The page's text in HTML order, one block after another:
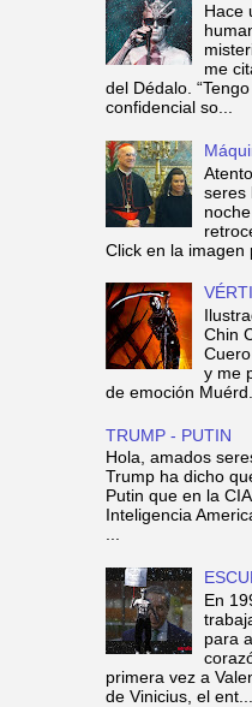
Hace
me
del Dédalo.
confidencial so...
seres
Click en la imagen
Chin
y me
de emoción Muérd...
TRUMP - PUTIN
Hola, amados
Trump ha dicho
Putin que en la
Inteligencia
...
En
para
primera vez a
de Vinicius, el ent...